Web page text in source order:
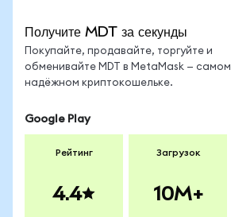
Получите MDT за секунды
Покупайте, продавайте, торгуйте и
обменивайте MDT в MetaMask — самом
надёжном криптокошельке.
Google Play
Рейтинг
4.4
Загрузок
10M+